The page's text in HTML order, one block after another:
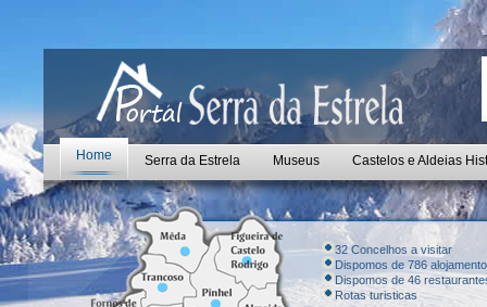
Home Serra da Estrela Museus Castelos e Aldeias
32 Concelhos a visitar
Dispomos de 786
Dispomos de 46
Rotas turisticas